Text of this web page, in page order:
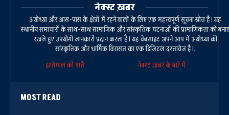
नेक्स्ट ख़बर
अयोध्या और आस-पास के क्षेत्रों में रहने वालों के लिए एक महत्वपूर्ण सूचना स्रोत है। यह
स्थानीय समाचारों के साथ-साथ सामाजिक और सांस्कृतिक घटनाओं की प्रामाणिकता को बनाए
रखते हुए उपयोगी जानकारी प्रदान करता है। यह वेबसाइट अपने आप में अयोध्या की
सांस्कृतिक और धार्मिक विरासत का एक डिजिटल दस्तावेज है।.
इस्तेमाल की शर्तें
नेक्स्ट ख़बर के बारे में
MOST READ